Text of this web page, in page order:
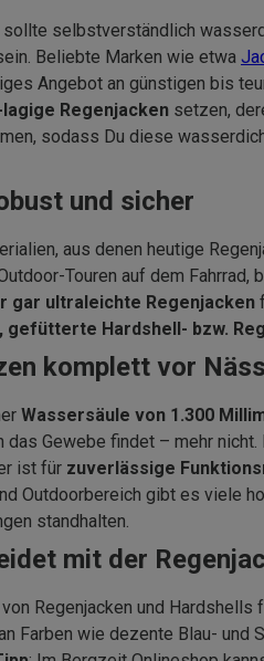
sollte selbstverständlich
Beliebte Marken wie etwa
Angebot an günstigen bis
Regenjacken setzen,
sodass Du diese
und sicher
aus denen heutige
Touren auf dem
gar ultraleichte Regenjacken
gefütterte Hardshell- bzw.
komplett vor
Wassersäule von 1.300
Gewebe findet – mehr
ist für zuverlässige
Outdoorbereich gibt es viele
standhalten.
mit der
Regenjacken und
Farben wie dezente Blau- und